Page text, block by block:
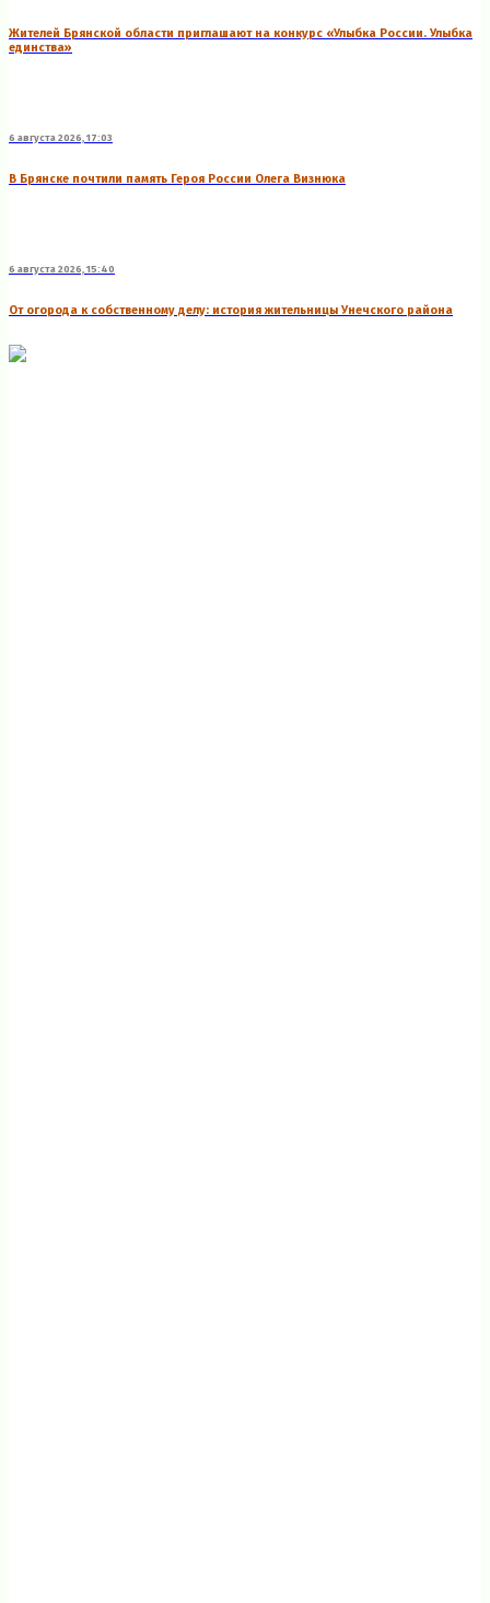
Жителей Брянской области приглашают на конкурс «Улыбка России. Улыбка
единства»
6 августа 2026, 17:03
В Брянске почтили память Героя России Олега Визнюка
6 августа 2026, 15:40
От огорода к собственному делу: история жительницы Унечского района